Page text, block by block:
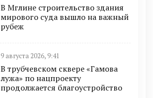
В Мглине строительство здания
мирового суда вышло на важный
рубеж
9 августа 2026, 9:41
В трубчевском сквере «Гамова
лужа» по нацпроекту
продолжается благоустройство